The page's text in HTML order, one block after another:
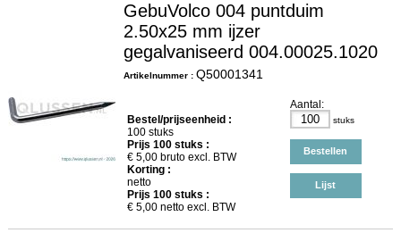
GebuVolco 004 puntduim
2.50x25 mm ijzer
gegalvaniseerd 004.00025.1020
Artikelnummer : Q50001341
Bestel/prijseenheid :
100 stuks
Prijs 100stuks :
€ 5,00bruto excl. BTW
Korting :
netto
Prijs 100stuks :
€ 5,00netto excl. BTW
Aantal:
stuks
Bestellen
Lijst